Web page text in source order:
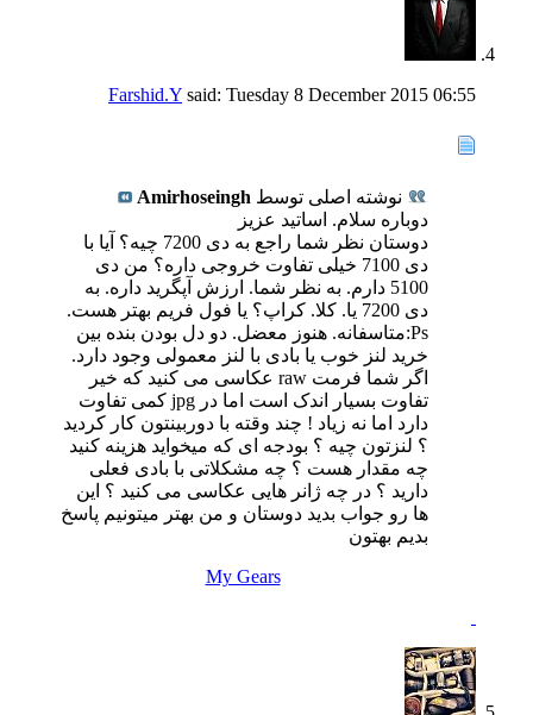
Farshid.Y said: Tuesday 8 December 2015 06:55
نوشته اصلی توسط Amirhoseingh
دوباره سلام. اساتید عزیز
دوستان نظر شما راجع به دی 7200 چیه؟ آیا با
دی 7100 خیلی تفاوت خروجی داره؟ من دی
5100 دارم. به نظر شما. ارزش آپگرید داره. به
دی 7200 یا. کلا. کراپ؟ یا فول فریم بهتر هست.
Ps:متاسفانه. هنوز معضل. دو دل بودن بنده بین
خرید لنز خوب یا بادی با لنز معمولی وجود دارد.
اگر شما فرمت raw عکاسی می کنید که خیر
تفاوت بسیار اندک است اما در jpg کمی تفاوت
دارد اما نه زیاد ! چند وقته با دوربینتون کار کردید
؟ لنزتون چیه ؟ بودجه ای که میخواید هزینه کنید
چه مقدار هست ؟ چه مشکلاتی با بادی فعلی
دارید ؟ در چه ژانر هایی عکاسی می کنید ؟ این
ها رو جواب بدید دوستان و من بهتر میتونیم پاسخ
بدیم بهتون
My Gears